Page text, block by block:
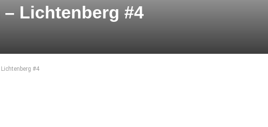
Lichtenberg #4
#4